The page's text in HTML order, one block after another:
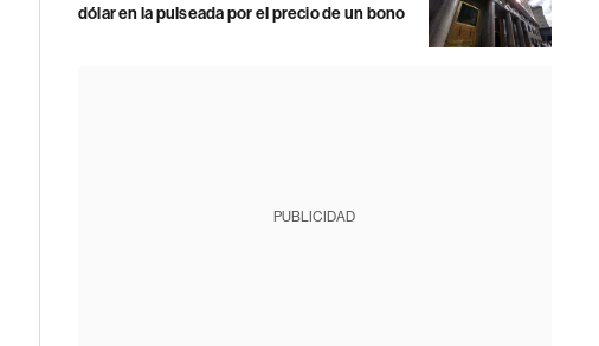
dólar en la pulseada por el precio de un bono
PUBLICIDAD